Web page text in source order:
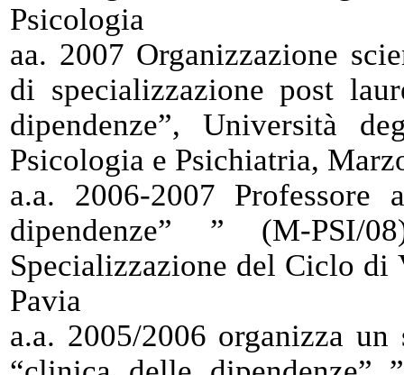
Psicologia
aa. 2007 Organizzazione
di specializzazione post
dipendenze”, Università
Psicologia e Psichiatria,
a.a. 2006-2007 Professore
dipendenze” ” (M-
Specializzazione del Ciclo
Pavia
a.a. 2005/2006 organizza